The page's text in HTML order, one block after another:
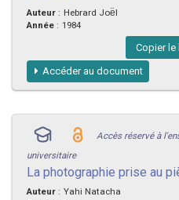
Auteur : Hebrard Joe͏̈l
Année : 1984
Copier le
Accéder au document
Accès réservé à
universitaire
La photographie prise au
Auteur : Yahi Natacha